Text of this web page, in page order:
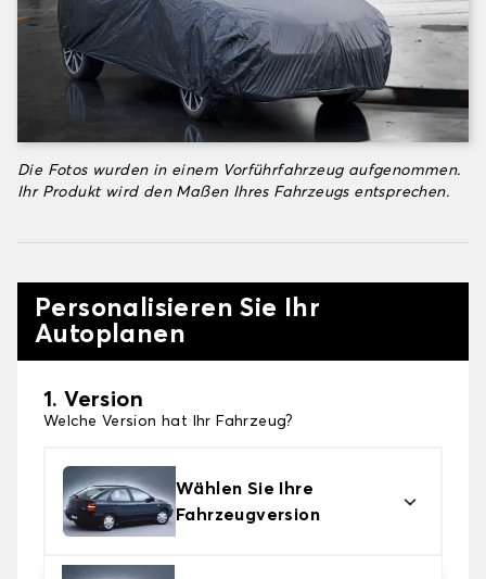
Die Fotos wurden in einem Vorführfahrzeug aufgenommen.
Ihr Produkt wird den Maßen Ihres Fahrzeugs entsprechen.
Personalisieren Sie Ihr
Autoplanen
1. Version
Welche Version hat Ihr Fahrzeug?
Wählen Sie Ihre
Fahrzeugversion